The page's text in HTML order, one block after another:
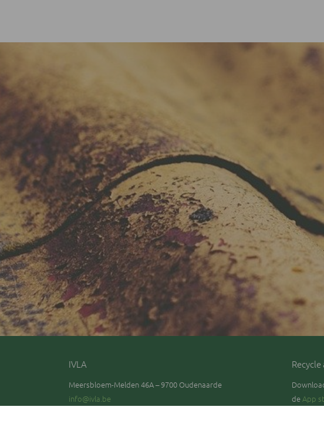
IVLA
Meersbloem-Melden 46A – 9700 Oudenaarde
info@ivla.be
Recycle
deApp